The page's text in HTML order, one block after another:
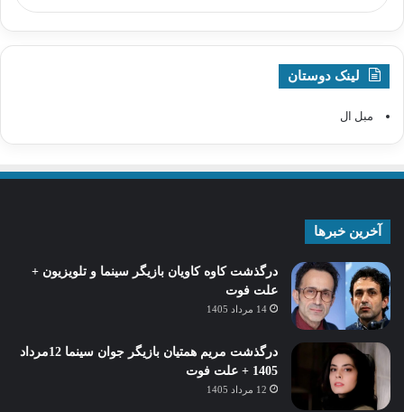
لینک دوستان
مبل ال
آخرین خبرها
درگذشت کاوه کاویان بازیگر سینما و تلویزیون +
علت فوت
14 مرداد 1405
درگذشت مریم همتیان بازیگر جوان سینما 12مرداد
1405 + علت فوت
12 مرداد 1405